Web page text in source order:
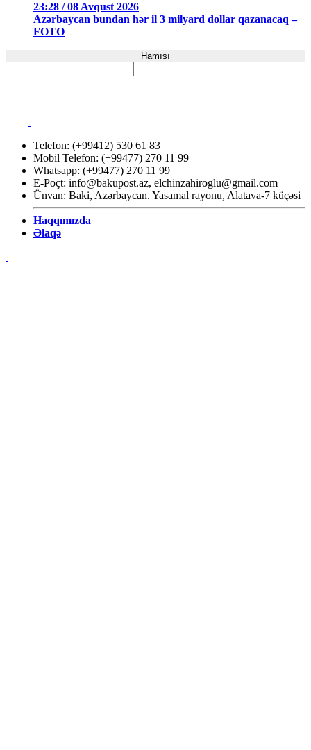
23:28 / 08 Avqust 2026
Azərbaycan bundan hər il 3 milyard dollar qazanacaq –
FOTO
Hamısı
Telefon: (+99412) 530 61 83
Mobil Telefon: (+99477) 270 11 99
Whatsapp: (+99477) 270 11 99
E-Poçt: info@bakupost.az, elchinzahiroglu@gmail.com
Ünvan: Baki, Azərbaycan. Yasamal rayonu, Alatava-7 küçəsi
Haqqımızda
Əlaqə